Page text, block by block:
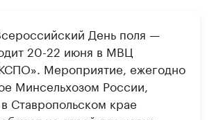
День поля —
20-22 июня в МВЦ
Мероприятие, ежегодно
Минсельхозом России,
Ставропольском крае